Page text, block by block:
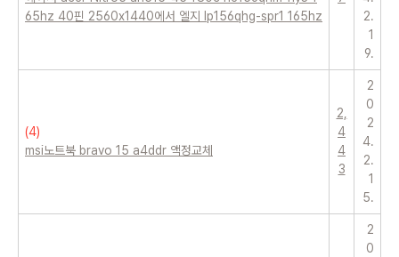
65hz 40핀 2560x1440에서 엘지 lp156qhg-spr1 165hz
2.
1
9.
(4)
msi노트북 bravo 15 a4ddr 액정교체
2,
4
4
3
2
0
2
4.
2.
1
5.
2
0